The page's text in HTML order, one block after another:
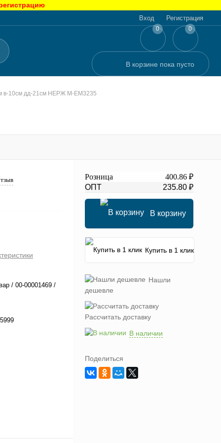
Вход Регистрация
0 0
В корзине пока пусто
в-10см дд-21см НЕРЖ М-ЕМ3235
/ 00-00001469 /
Розница
400.86 ₽
ОПТ
235.80 ₽
В корзину
Купить в 1 клик
Нашли
дешевле
Рассчитать доставку
В наличии
Поделиться